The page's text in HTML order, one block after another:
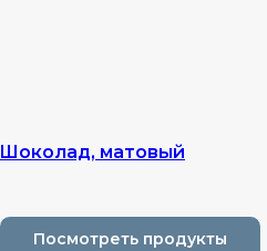
Шоколад, матовый
Посмотреть продукты